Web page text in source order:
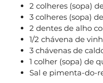
2 colheres (sopa)
3 colheres (sopa)
2 dentes de alho
1/2 chávena de
3 chávenas de
1 colher (sopa) de
Sal e pimenta-do-